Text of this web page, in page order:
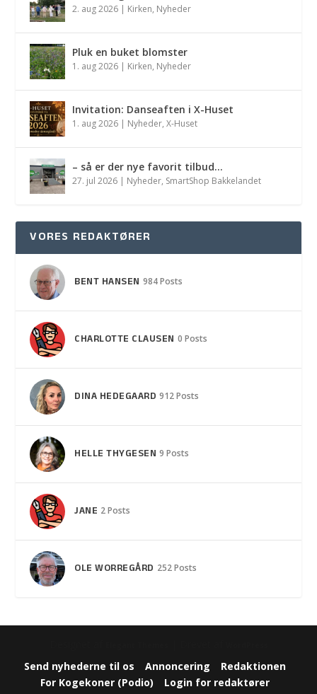
2. aug 2026 | Kirken, Nyheder
Pluk en buket blomster
1. aug 2026 | Kirken, Nyheder
Invitation: Danseaften i X-Huset
1. aug 2026 | Nyheder,X-Huset
– så er der nye favorit tilbud…
27. jul 2026 | Nyheder, SmartShop Bakkelandet
VORES REDAKTØRER
BENT HANSEN 984 Posts
CHARLOTTE CLAUSEN 0 Posts
DINA HEDEGAARD 912 Posts
HELLE THYGESEN 9 Posts
JANE 2 Posts
OLE WORREGÅRD 252 Posts
Send nyhederne til os Annoncering
Redaktionen
For Kogekoner (Podio)
Login for redaktører